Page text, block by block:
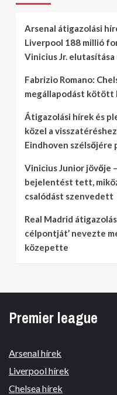
Arsenal átigazolási
Liverpool 188 millió
Vinicius Jr. elutasítása
Fabrizio Romano:
megállapodást kötött
Átigazolási hírek és
közel a
Eindhoven szélsőjére
Vinicius Junior jövője
bejelentést tett,
csalódást szenvedett
Real Madrid
célpontját’ nevezte
közepette
Premier league
Arsenal hírek
Liverpool hírek
Chelsea hírek